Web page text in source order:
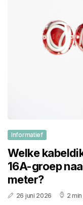
Informatief
Welke
16A-groep
meter?
26 juni 2026 2